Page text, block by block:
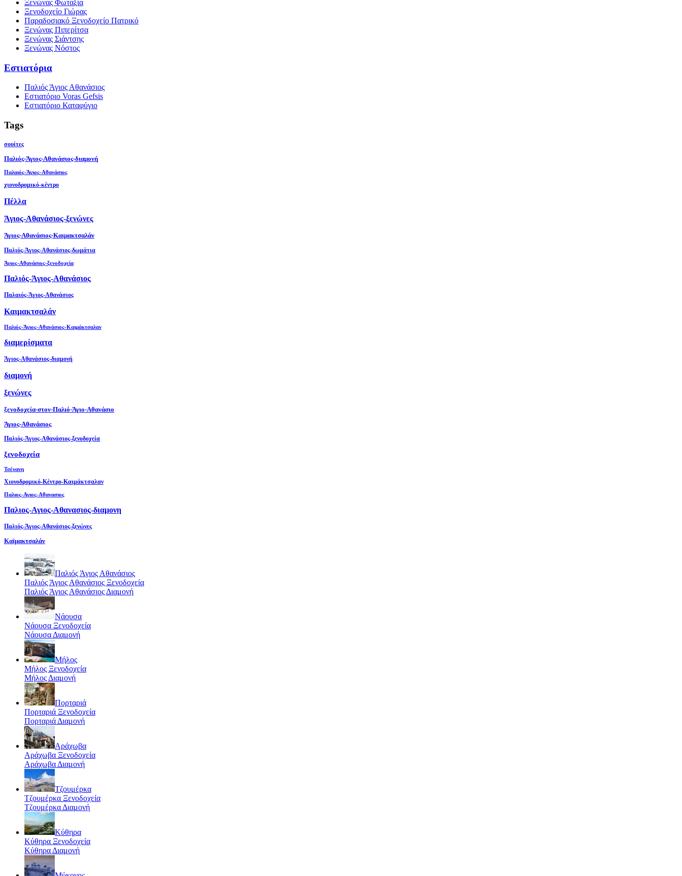
Ξενώνας Φωταξία
Ξενοδοχείο Γιώρας
Παραδοσιακό Ξενοδοχείο Πατρικό
Ξενώνας Πιπερίτσα
Ξενώνας Σιάντσης
Ξενώνας Νόστος
Εστιατόρια
Παλιός Άγιος Αθανάσιος
Εστιατόριο Voras Gefsis
Εστιατόριο Καταφύγιο
Tags
σουίτες
Παλιός-Άγιος-Αθανάσιος-διαμονή
Παλαιός-Άγιος-Αθανάσιος
χιονοδρομικό-κέντρο
Πέλλα
Άγιος-Αθανάσιος-ξενώνες
Άγιος-Αθανάσιος-Καιμακτσαλάν
Παλιός-Άγιος-Αθανάσιος-δωμάτια
Άγιος-Αθανάσιος-ξενοδοχεία
Παλιός-Άγιος-Αθανάσιος
Παλαιός-Άγιος-Αθανάσιος
Καιμακτσαλάν
Παλιός-Άγιος-Αθανάσιος-Καιμάκτσαλαν
διαμερίσματα
Άγιος-Αθανάσιος-διαμονή
διαμονή
ξενώνες
ξενοδοχεία-στον-Παλιό-Άγιο-Αθανάσιο
Άγιος-Αθανάσιος
Παλιός-Άγιος-Αθανάσιος-ξενοδοχεία
ξενοδοχεία
Τσέγανη
Χιονοδρομικό-Κέντρο-Καιμάκτσαλαν
Παλιος-Αγιος-Αθανασιος
Παλιος-Αγιος-Αθανασιος-διαμονη
Παλιός-Άγιος-Αθανάσιος-ξενώνες
Καϊμακτσαλάν
Παλιός Άγιος Αθανάσιος
Παλιός Άγιος Αθανάσιος Ξενοδοχεία
Παλιός Άγιος Αθανάσιος Διαμονή
Νάουσα
Νάουσα Ξενοδοχεία
Νάουσα Διαμονή
Μήλος
Μήλος Ξενοδοχεία
Μήλος Διαμονή
Πορταριά
Πορταριά Ξενοδοχεία
Πορταριά Διαμονή
Αράχωβα
Αράχωβα Ξενοδοχεία
Αράχωβα Διαμονή
Τζουμέρκα
Τζουμέρκα Ξενοδοχεία
Τζουμέρκα Διαμονή
Κύθηρα
Κύθηρα Ξενοδοχεία
Κύθηρα Διαμονή